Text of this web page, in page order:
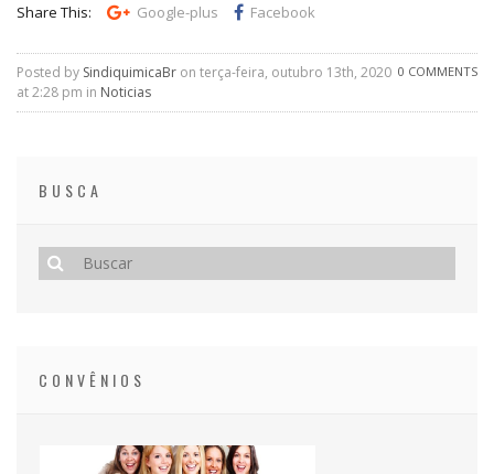
Share This: Google-plus Facebook
0 COMMENTS
Posted by SindiquimicaBr on terça-feira, outubro 13th, 2020
at 2:28 pm in Noticias
BUSCA
CONVÊNIOS